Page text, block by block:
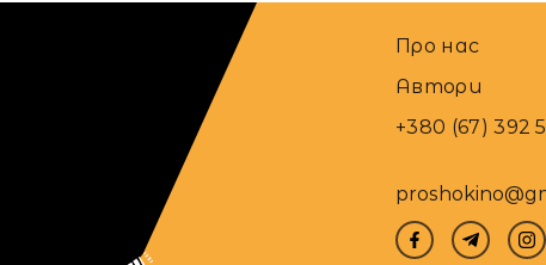
Про нас
Автори
+380 (67) 392